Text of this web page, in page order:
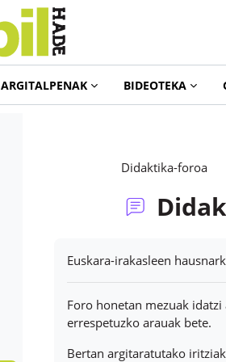
ARGITALPENAK BIDEOTEKA
Didaktika-foroa
Euskara-irakasleen
Foro honetan mezuak
errespetuzko arauak bete.
Bertan argitaratutako